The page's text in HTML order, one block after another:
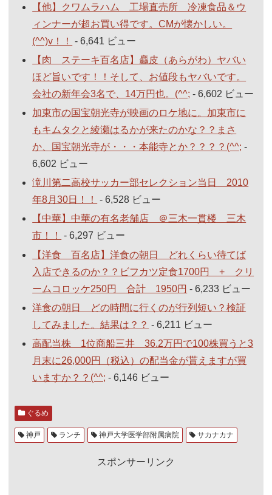
【他】クワムラハム 工場直売所 冷凍食品＆ウ
ィンナーが超お買い得です。CMが懐かしい。
(^^)v！！
- 6,641 ビュー
【肉 ステーキ百名店】麤皮（あらがわ）ヤバい
ほど旨いです！！そして、お値段もヤバいです。
会社の新年会3名で、14万円也。(^^; - 6,602 ビュー
加東市の国宝朝光寺が映画のロケ地に。加東市に
もキムタクと綾瀬はるかが来たのかな？？まさ
か、国宝朝光寺が・・・本能寺とか？？？？(^^; -
6,602 ビュー
滝川第二高校サッカー部セレクション当日 2010
年8月30日！！
- 6,528 ビュー
【中華】中華の有名老舗店 ＠三木一貫楼 三木
市！！
- 6,297 ビュー
【洋食 百名店】洋食の朝日 どれくらい待てば
入店できるのか？？ビフカツ定食1700円 + クリ
ームコロッケ250円 合計 1950円 - 6,233 ビュー
洋食の朝日 どの時間に行くのが行列短い？検証
してみました。結果は？？ - 6,211 ビュー
高配当株 1位商船三井 36.2万円で100株買うと3
月末に26,000円（税込）の配当金が貰えますが買
いますか？？(^^; - 6,146 ビュー
ぐるめ
神戸 ランチ 神戸大学医学部附属病院 サカナカナ
スポンサーリンク